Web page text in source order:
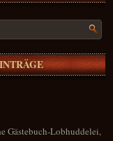
Gästebuch-Lobhuddelei,